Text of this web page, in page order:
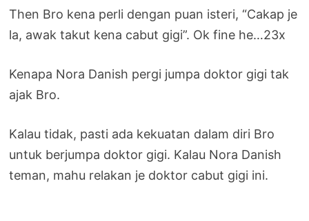
Then Bro kena perli dengan puan isteri, “Cakap je
la, awak takut kena cabut gigi”. Ok fine he…23x
Kenapa Nora Danish pergi jumpa doktor gigi tak
ajak Bro.
Kalau tidak, pasti ada kekuatan dalam diri Bro
untuk berjumpa doktor gigi. Kalau Nora Danish
teman, mahu relakan je doktor cabut gigi ini.